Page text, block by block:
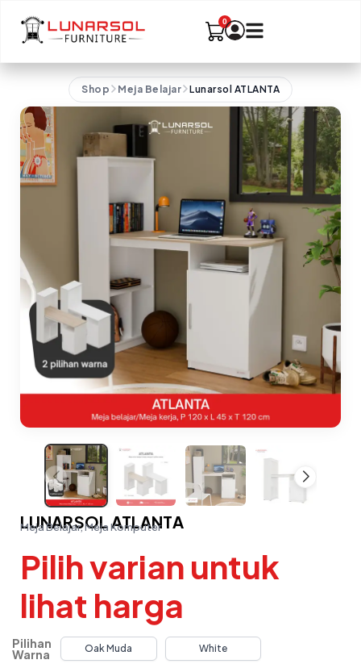
Shop Meja Belajar Lunarsol ATLANTA
LUNARSOL ATLANTA
Meja Belajar, Meja Komputer
Pilih varian untuk
lihat harga
Pilihan
Warna Oak Muda White